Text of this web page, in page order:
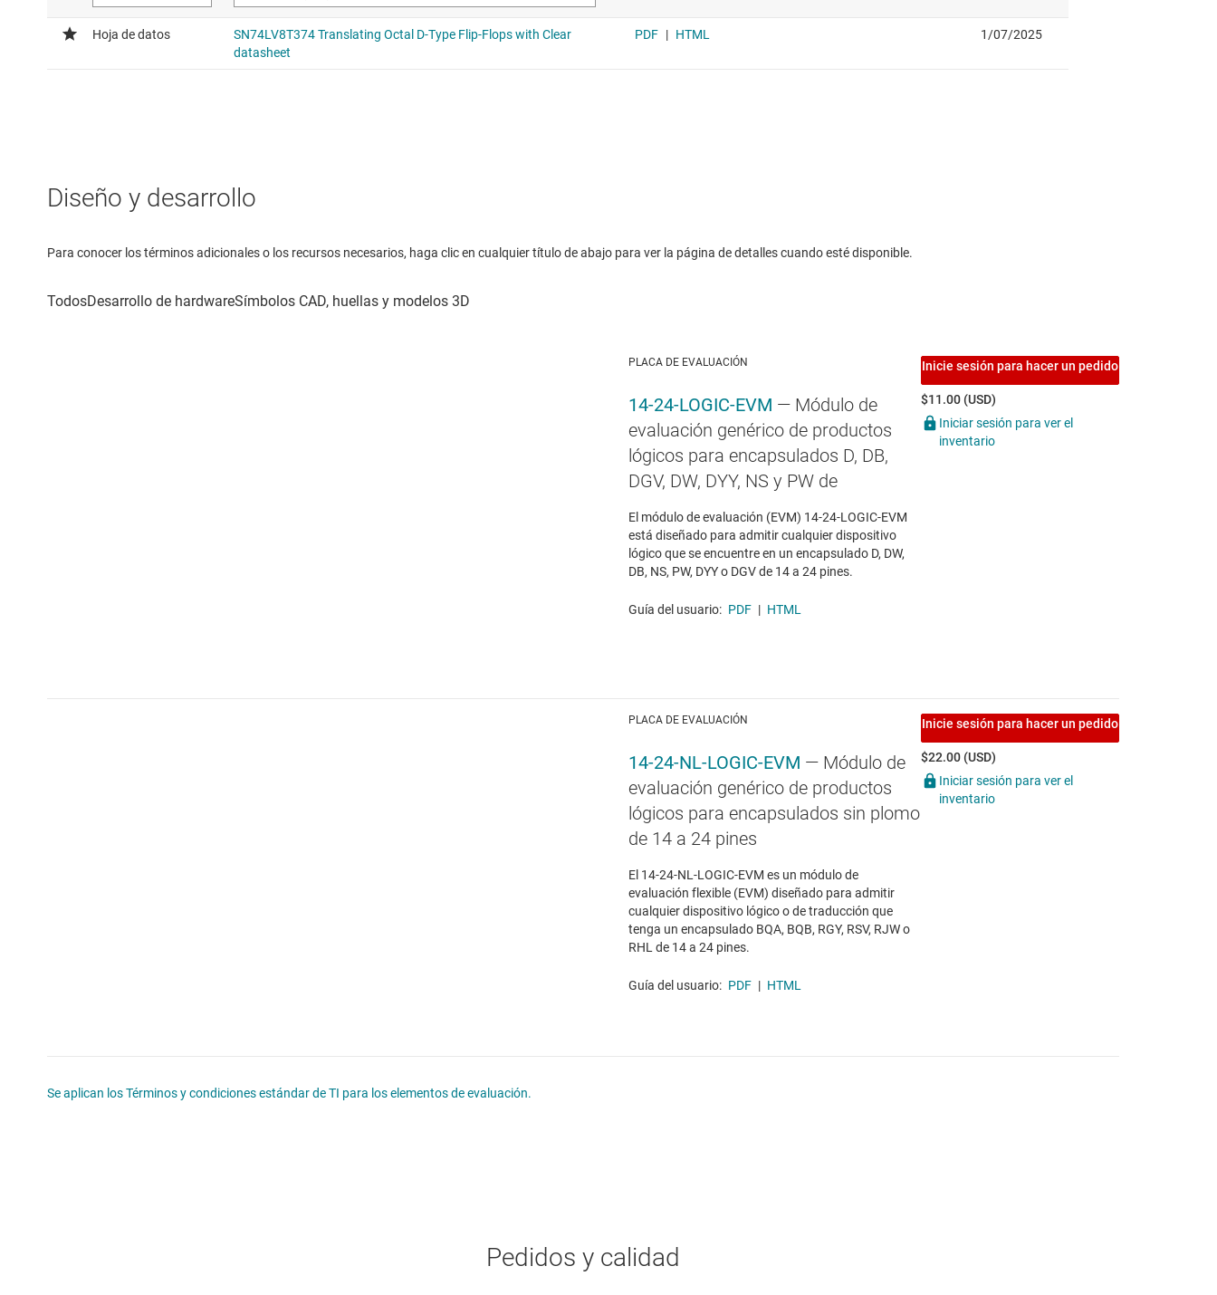
Diseño y desarrollo
Para conocer los términos adicionales o los recursos necesarios, haga clic en cualquier título de abajo para ver la página de detalles cuando esté disponible.
PLACA DE EVALUACIÓN
14-24-LOGIC-EVM — Módulo de
evaluación genérico de productos
lógicos para encapsulados D, DB,
DGV, DW, DYY, NS y PW de
El módulo de evaluación (EVM) 14-24-LOGIC-EVM
está diseñado para admitir cualquier dispositivo
lógico que se encuentre en un encapsulado D, DW,
DB, NS, PW, DYY o DGV de 14 a 24 pines.
Guía del usuario: PDF | HTML
Inicie sesión para hacer un pedido
$11.00 (USD)
Iniciar sesión para ver el
inventario
PLACA DE EVALUACIÓN
14-24-NL-LOGIC-EVM — Módulo de
evaluación genérico de productos
lógicos para encapsulados sin plomo
de 14 a 24 pines
El 14-24-NL-LOGIC-EVM es un módulo de
evaluación flexible (EVM) diseñado para admitir
cualquier dispositivo lógico o de traducción que
tenga un encapsulado BQA, BQB, RGY, RSV, RJW o
RHL de 14 a 24 pines.
Guía del usuario: PDF | HTML
Inicie sesión para hacer un pedido
$22.00 (USD)
Iniciar sesión para ver el
inventario
Se aplican los Términos y condiciones estándar de TI para los elementos de evaluación.
Pedidos y calidad